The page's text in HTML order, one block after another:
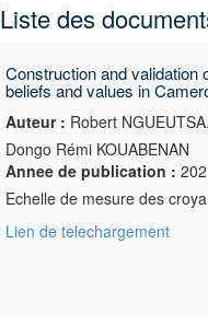
Liste des
Construction and validation
beliefs and values in
Auteur : Robert
Dongo Rémi KOUABENAN
Annee de publication :
Echelle de mesure des
Lien de telechargement